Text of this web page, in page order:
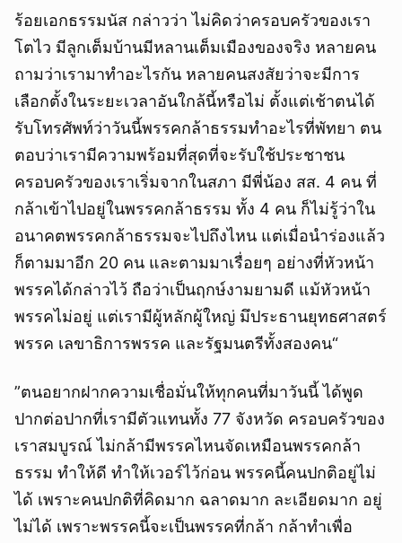
ร้อยเอกธรรมนัส กล่าวว่า ไม่คิดว่าครอบครัวของเรา
โตไว มีลูกเต็มบ้านมีหลานเต็มเมืองของจริง หลายคน
ถามว่าเรามาทำอะไรกัน หลายคนสงสัยว่าจะมีการ
เลือกตั้งในระยะเวลาอันใกล้นี้หรือไม่ ตั้งแต่เช้าตนได้
รับโทรศัพท์ว่าวันนี้พรรคกล้าธรรมทำอะไรที่พัทยา ตน
ตอบว่าเรามีความพร้อมที่สุดที่จะรับใช้ประชาชน
ครอบครัวของเราเริ่มจากในสภา มีพี่น้อง สส. 4 คน ที่
กล้าเข้าไปอยู่ในพรรคกล้าธรรม ทั้ง 4 คน ก็ไม่รู้ว่าใน
อนาคตพรรคกล้าธรรมจะไปถึงไหน แต่เมื่อนำร่องแล้ว
ก็ตามมาอีก 20 คน และตามมาเรื่อยๆ อย่างที่หัวหน้า
พรรคได้กล่าวไว้ ถือว่าเป็นฤกษ์งามยามดี แม้หัวหน้า
พรรคไม่อยู่ แต่เรามีผู้หลักผู้ใหญ่ มึประธานยุทธศาสตร์
พรรค เลขาธิการพรรค และรัฐมนตรีทั้งสองคน“
”ตนอยากฝากความเชื่อมั่นให้ทุกคนที่มาวันนี้ ได้พูด
ปากต่อปากที่เรามีตัวแทนทั้ง 77 จังหวัด ครอบครัวของ
เราสมบูรณ์ ไม่กล้ามีพรรคไหนจัดเหมือนพรรคกล้า
ธรรม ทำให้ดี ทำให้เวอร์ไว้ก่อน พรรคนี้คนปกติอยู่ไม่
ได้ เพราะคนปกติที่คิดมาก ฉลาดมาก ละเอียดมาก อยู่
ไม่ได้ เพราะพรรคนี้จะเป็นพรรคที่กล้า กล้าทำเพื่อ